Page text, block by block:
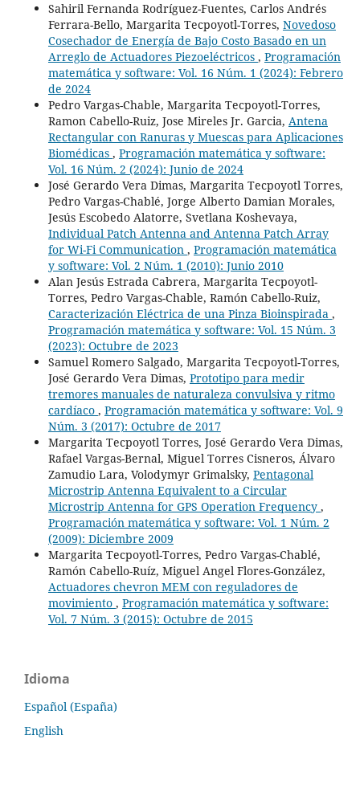
Sahiril Fernanda Rodríguez-Fuentes, Carlos Andrés
Ferrara-Bello, Margarita Tecpoyotl-Torres, Novedoso
Cosechador de Energía de Bajo Costo Basado en un
Arreglo de Actuadores Piezoeléctricos , Programación
matemática y software: Vol. 16 Núm. 1 (2024): Febrero
de 2024
Pedro Vargas-Chable, Margarita Tecpoyotl-Torres,
Ramon Cabello-Ruiz, Jose Mireles Jr. Garcia, Antena
Rectangular con Ranuras y Muescas para Aplicaciones
Biomédicas , Programación matemática y software:
Vol. 16 Núm. 2 (2024): Junio de 2024
José Gerardo Vera Dimas, Margarita Tecpoyotl Torres,
Pedro Vargas-Chablé, Jorge Alberto Damian Morales,
Jesús Escobedo Alatorre, Svetlana Koshevaya,
Individual Patch Antenna and Antenna Patch Array
for Wi-Fi Communication , Programación matemática
y software: Vol. 2 Núm. 1 (2010): Junio 2010
Alan Jesús Estrada Cabrera, Margarita Tecpoyotl-
Torres, Pedro Vargas-Chable, Ramón Cabello-Ruiz,
Caracterización Eléctrica de una Pinza Bioinspirada ,
Programación matemática y software: Vol. 15 Núm. 3
(2023): Octubre de 2023
Samuel Romero Salgado, Margarita Tecpoyotl-Torres,
José Gerardo Vera Dimas, Prototipo para medir
tremores manuales de naturaleza convulsiva y ritmo
cardíaco , Programación matemática y software: Vol. 9
Núm. 3 (2017): Octubre de 2017
Margarita Tecpoyotl Torres, José Gerardo Vera Dimas,
Rafael Vargas-Bernal, Miguel Torres Cisneros, Álvaro
Zamudio Lara, Volodymyr Grimalsky, Pentagonal
Microstrip Antenna Equivalent to a Circular
Microstrip Antenna for GPS Operation Frequency ,
Programación matemática y software: Vol. 1 Núm. 2
(2009): Diciembre 2009
Margarita Tecpoyotl-Torres, Pedro Vargas-Chablé,
Ramón Cabello-Ruíz, Miguel Angel Flores-González,
Actuadores chevron MEM con reguladores de
movimiento , Programación matemática y software:
Vol. 7 Núm. 3 (2015): Octubre de 2015
Idioma
Español (España)
English